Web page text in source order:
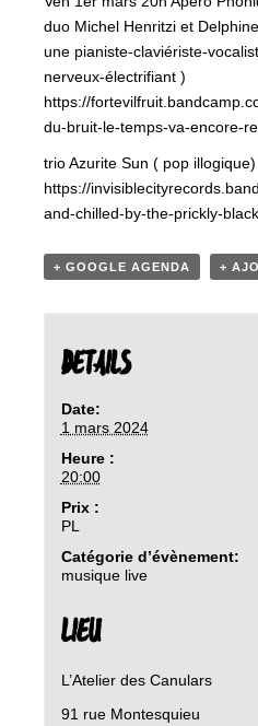
duo Michel Henritzi et
une pianiste-claviériste-
nerveux-électrifiant )
https://
du-bruit-le-temps-va-encore-
trio Azurite Sun ( pop illogique)
https://
and-chilled-by-the-prickly-
+ GOOGLE AGENDA +
DETAILS
Date:
1 mars 2024
Heure :
20:00
Prix :
PL
Catégorie d’évènement:
musique live
LIEU
L’Atelier des Canulars
91 rue Montesquieu